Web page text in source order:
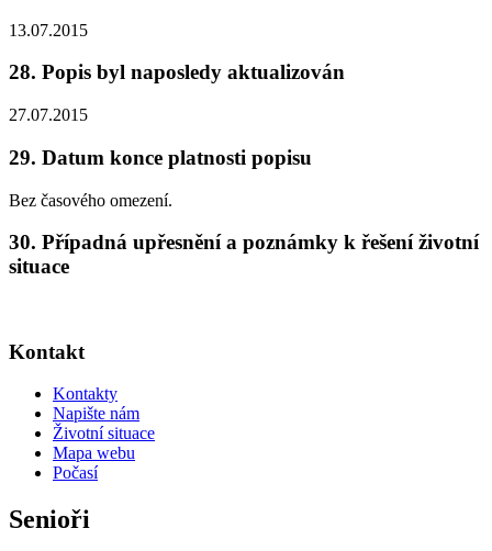
13.07.2015
28. Popis byl naposledy aktualizován
27.07.2015
29. Datum konce platnosti popisu
Bez časového omezení.
30. Případná upřesnění a poznámky k řešení životní
situace
Kontakt
Kontakty
Napište nám
Životní situace
Mapa webu
Počasí
Senioři